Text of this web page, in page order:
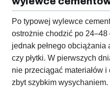
Po typowej wylewce
ostrożnie chodzić po
jednak pełnego
czy płytki. W pierwszych
nie przeciągać materiałów
zbyt szybkim wysychaniem.